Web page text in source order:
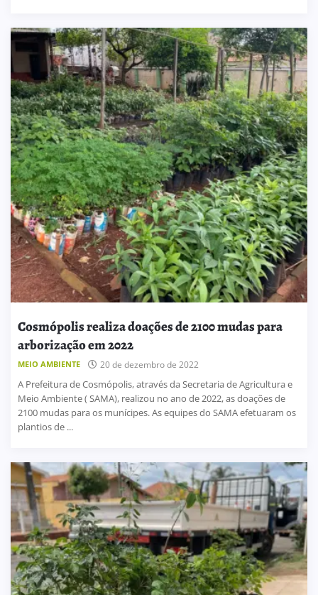
Cosmópolis realiza doações de 2100 mudas para
arborização em 2022
MEIO AMBIENTE 20 de dezembro de 2022
A Prefeitura de Cosmópolis, através da Secretaria de Agricultura e
Meio Ambiente ( SAMA), realizou no ano de 2022, as doações de
2100 mudas para os munícipes. As equipes do SAMA efetuaram os
plantios de ...